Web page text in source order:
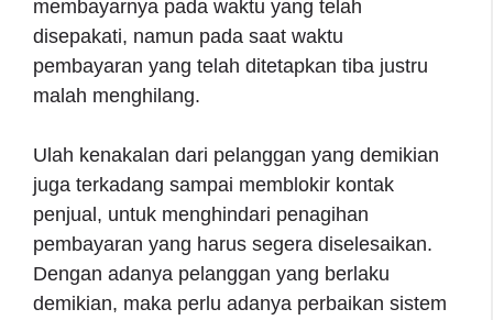
membayarnya pada waktu yang telah
disepakati, namun pada saat waktu
pembayaran yang telah ditetapkan tiba justru
malah menghilang.
Ulah kenakalan dari pelanggan yang demikian
juga terkadang sampai memblokir kontak
penjual, untuk menghindari penagihan
pembayaran yang harus segera diselesaikan.
Dengan adanya pelanggan yang berlaku
demikian, maka perlu adanya perbaikan sistem